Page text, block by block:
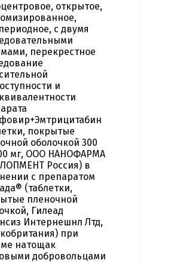
открытое,
с двумя
перекрестное
и
покрытые
оболочкой 300
мг, ООО НАНОФАРМА
Россия) в
с препаратом
(таблетки,
пленочной
Гилеад
Интернешнл Лтд,
при
натощак
добровольцами